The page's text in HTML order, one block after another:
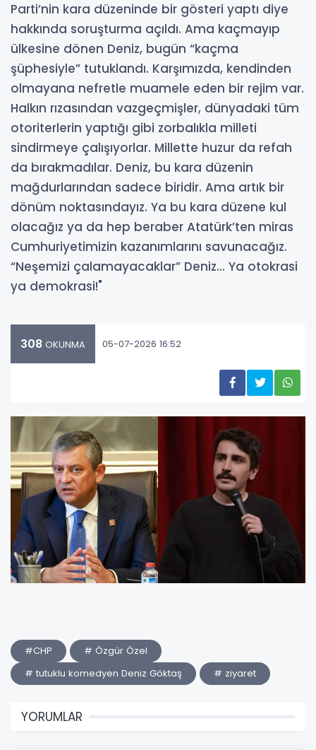
Parti’nin kara düzeninde bir gösteri yaptı diye
hakkında soruşturma açıldı. Ama kaçmayıp
ülkesine dönen Deniz, bugün “kaçma
şüphesiyle” tutuklandı. Karşımızda, kendinden
olmayana nefretle muamele eden bir rejim var.
Halkın rızasından vazgeçmişler, dünyadaki tüm
otoriterlerin yaptığı gibi zorbalıkla milleti
sindirmeye çalışıyorlar. Millette huzur da refah
da bırakmadılar. Deniz, bu kara düzenin
mağdurlarından sadece biridir. Ama artık bir
dönüm noktasındayız. Ya bu kara düzene kul
olacağız ya da hep beraber Atatürk’ten miras
Cumhuriyetimizin kazanımlarını savunacağız.
“Neşemizi çalamayacaklar” Deniz… Ya otokrasi
ya demokrasi!"
308 OKUNMA 05-07-2026 16:52
#CHP
# Özgür Özel
# tutuklu komedyen Deniz Göktaş
# ziyaret
YORUMLAR